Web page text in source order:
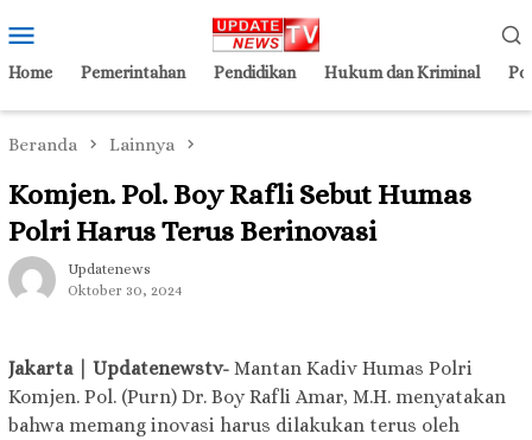
ke
kontenMobile
Home Pemerintahan Pendidikan Hukum dan Kriminal
Beranda Lainnya
Komjen. Pol. Boy Rafli Sebut Humas
Polri Harus Terus Berinovasi
Updatenews
Oktober 30, 2024
Jakarta | Updatenewstv- Mantan Kadiv Humas Polri
Komjen. Pol. (Purn) Dr. Boy Rafli Amar, M.H. menyatakan
bahwa memang inovasi harus dilakukan terus oleh